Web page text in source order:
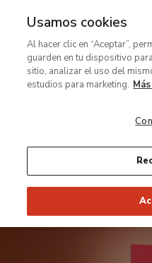
contenido
principal
Usamos cookies
Al hacer clic en “Aceptar”,
guarden en tu dispositivo
sitio, analizar el uso del
estudios para marketing.